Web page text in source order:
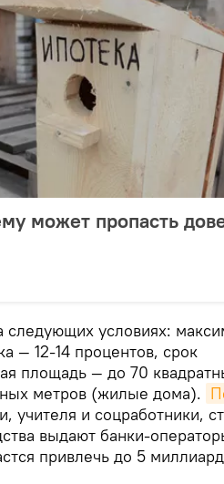
может пропасть
условиях:
— 12-14 процентов, срок
площадь — до 70
метров (жилые дома).
учителя и соцработники,
выдают банки-
привлечь до 5